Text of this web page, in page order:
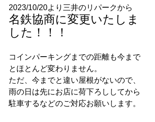
2023/10/20より三井のリパークから
名鉄協商に変更いたしま
した！！！
コインパーキングまでの距離も今まで
とほとんど変わりません。
ただ、今までと違い屋根がないので、
雨の日は先にお店に荷下ろししてから
駐車するなどのご対応お願いします。